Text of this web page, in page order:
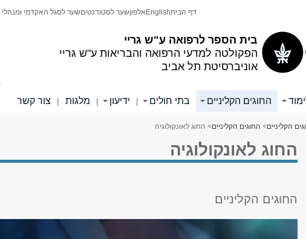
בית הספר לרפואה ע"ש גריי
הפקולטה למדעי הרפואה והבריאות ע"ש גריי
אוניברסיטת תל אביב
דף הביתEnglish אלפוןשער לסטודנטיםשער לסגל האקדמי ומנהלי
החוגים הקליניים בתי חולים | ידיעון | מלגות | צור קשר
הקליניים> החוגים הקליניים> החוג לאונקולוגיה
החוג לאונקולוגיה
החוגים הקליניים